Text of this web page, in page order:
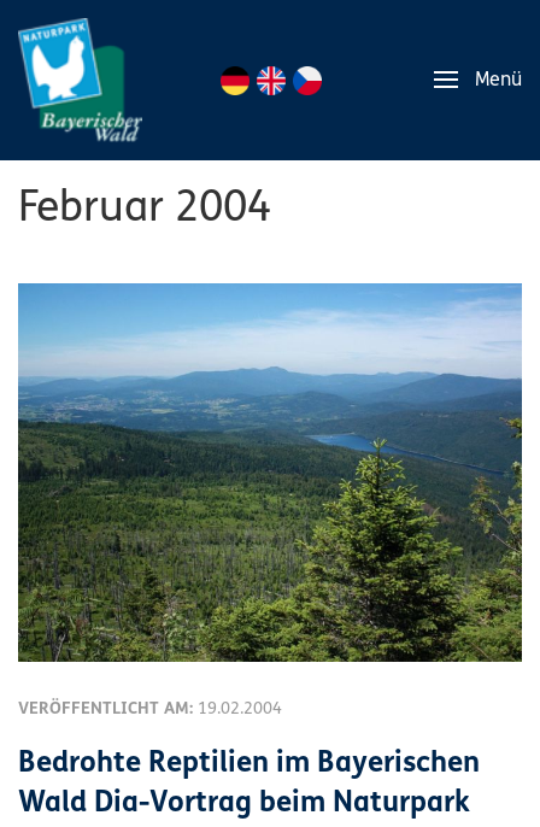
Menü
Februar 2004
VERÖFFENTLICHT AM: 19.02.2004
Bedrohte Reptilien im Bayerischen
Wald Dia-Vortrag beim Naturpark